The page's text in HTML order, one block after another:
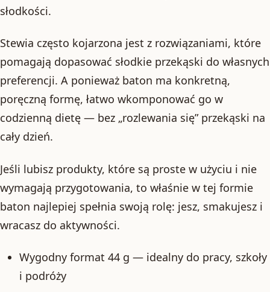
słodkości.
Stewia często kojarzona jest z rozwiązaniami, które
pomagają dopasować słodkie przekąski do własnych
preferencji. A ponieważ baton ma konkretną,
poręczną formę, łatwo wkomponować go w
codzienną dietę — bez „rozlewania się” przekąski na
cały dzień.
Jeśli lubisz produkty, które są proste w użyciu i nie
wymagają przygotowania, to właśnie w tej formie
baton najlepiej spełnia swoją rolę: jesz, smakujesz i
wracasz do aktywności.
Wygodny format 44 g — idealny do pracy, szkoły
i podróży